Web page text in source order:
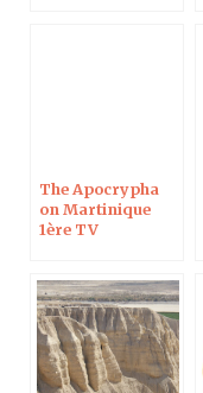
The Apocrypha
on Martinique
1ère TV